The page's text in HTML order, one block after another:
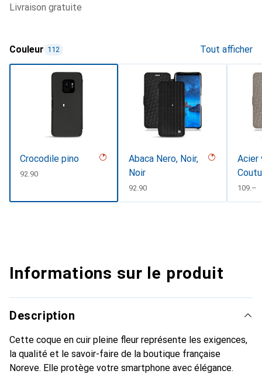
livraison gratuite
Couleur 112 Tout afficher
Crocodile pino
CHF
92.90
Abaca Nero, Noir,
Noir
CHF
92.90
Acier
CHF
109.–
Informations sur le produit
Description
Cette coque en cuir pleine fleur représente les exigences,
la qualité et le savoir-faire de la boutique française
Noreve. Elle protège votre smartphone avec élégance.